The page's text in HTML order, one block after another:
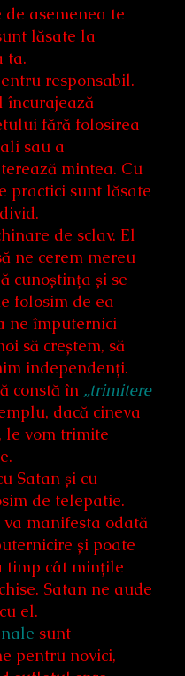
asemenea te
lăsate la
ta.
responsabil.
încurajează
fără folosirea
sau a
mintea. Cu
practici sunt lăsate
de sclav. El
ne cerem mereu
cunoștința și se
folosim de ea
ne împuternici
să creștem, să
independenți.
constă în „trimitere
dacă cineva
le vom trimite
Satan și cu
de telepatie.
manifesta odată
și poate
timp cât mințile
Satan ne aude
el.
sunt
pentru novici,